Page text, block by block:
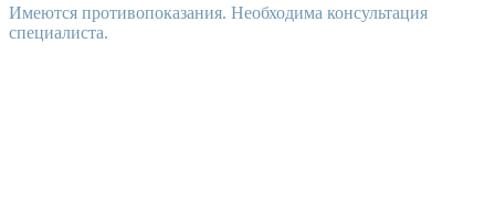
Имеются противопоказания. Необходима консультация
специалиста.